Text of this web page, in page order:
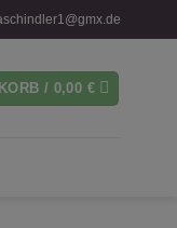
/ 0,00 €